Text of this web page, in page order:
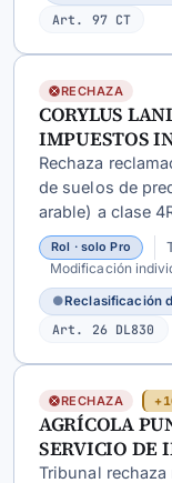
Art. 97 CT
RECHAZA
CORYLUS
IMPUESTOS
Rechaza
de suelos de
arable) a clase
~545 ha con
tecnificado
a normativa
Rol · solo Pro
Modificación
●Reclasificación
Art. 26 DL830
RECHAZA
AGRÍCOLA
SERVICIO DE
Tribunal